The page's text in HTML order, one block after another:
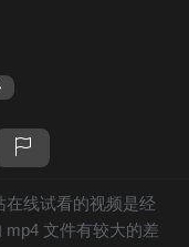
在线试看的视频是经
文件有较大的差